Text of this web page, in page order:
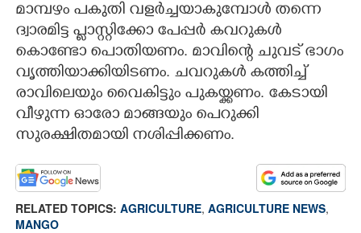
മാമ്പഴം പകുതി വളർച്ചയാകുമ്പോൾ തന്നെ
ദ്വാരമിട്ട പ്ലാസ്റ്റിക്കോ പേപ്പർ കവറുകൾ
കൊണ്ടോ പൊതിയണം. മാവിന്റെ ചുവട് ഭാഗം
വൃത്തിയാക്കിയിടണം. ചവറുകൾ കത്തിച്ച്
രാവിലെയും വൈകിട്ടും പുകയ്ക്കണം. കേടായി
വീഴുന്ന ഓരോ മാങ്ങയും പെറുക്കി
സുരക്ഷിതമായി നശിപ്പിക്കണം.
RELATED TOPICS: AGRICULTURE, AGRICULTURE NEWS,
MANGO